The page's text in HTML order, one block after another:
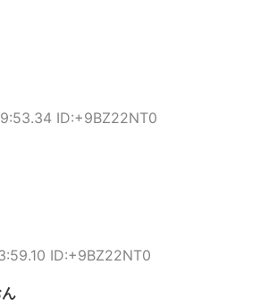
ID:+9BZ22NT0
ID:+9BZ22NT0